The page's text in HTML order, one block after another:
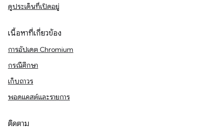
ดูประเด็นที่เปิดอยู่
เนื้อหาที่เกี่ยวข้อง
การอัปเดต Chromium
กรณีศึกษา
เก็บถาวร
พอดแคสต์และรายการ
ติดตาม